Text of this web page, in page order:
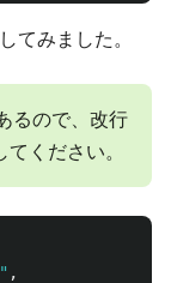
てみました。
るので、改行
ください。
,